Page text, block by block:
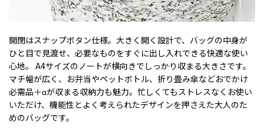
開閉はスナップボタン仕様。大きく開く設計で、バッグの中身が
ひと目で見渡せ、必要なものをすぐに出し入れできる快適な使い
心地。 A4サイズのノートが横向きでしっかり収まる大きさです。
マチ幅が広く、お弁当やペットボトル、折り畳み傘などおでかけ
必需品＋αが収まる収納力も魅力。忙しくてもストレスなくお使い
いただけ、機能性とよく考えられたデザインを押さえた大人のた
めのバッグです。